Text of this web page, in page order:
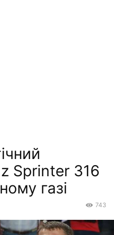
Sprinter 316
газі
743